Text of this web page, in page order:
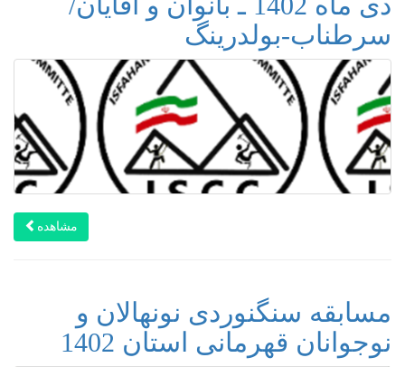
سرطناب-بولدرینگ
مشاهده
مسابقه سنگنوردی نونهالان و
نوجوانان قهرمانی استان 1402